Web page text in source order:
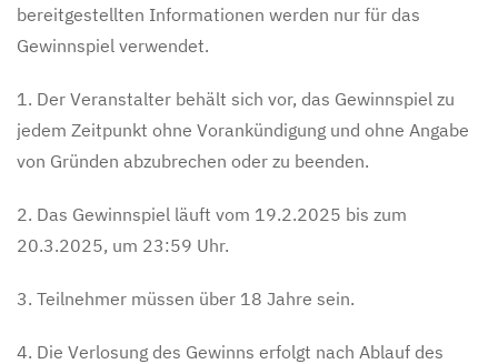
bereitgestellten Informationen werden nur für das
Gewinnspiel verwendet.
1. Der Veranstalter behält sich vor, das Gewinnspiel zu
jedem Zeitpunkt ohne Vorankündigung und ohne Angabe
von Gründen abzubrechen oder zu beenden.
2. Das Gewinnspiel läuft vom 19.2.2025 bis zum
20.3.2025, um 23:59 Uhr.
3. Teilnehmer müssen über 18 Jahre sein.
4. Die Verlosung des Gewinns erfolgt nach Ablauf des